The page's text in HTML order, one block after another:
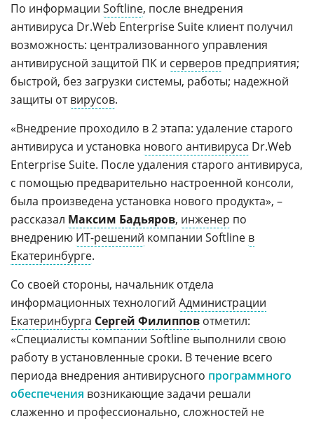
По информации Softline, после внедрения
антивируса Dr.Web Enterprise Suite клиент получил
возможность: централизованного управления
антивирусной защитой ПК и серверов предприятия;
быстрой, без загрузки системы, работы; надежной
защиты отвирусов.
«Внедрение проходило в 2 этапа: удаление старого
антивируса и установка нового антивируса Dr.Web
Enterprise Suite. После удаления старого антивируса,
с помощью предварительно настроенной консоли,
была произведена установка нового продукта», –
рассказал Максим Бадьяров, инженер по
внедрению ИТ-решений компании Softline в
Екатеринбурге.
Со своей стороны, начальник отдела
информационных технологий Администрации
Екатеринбурга Сергей Филиппов отметил:
«Специалисты компании Softline выполнили свою
работу в установленные сроки. В течение всего
периода внедрения антивирусного программного
обеспечения возникающие задачи решали
слаженно и профессионально, сложностей не